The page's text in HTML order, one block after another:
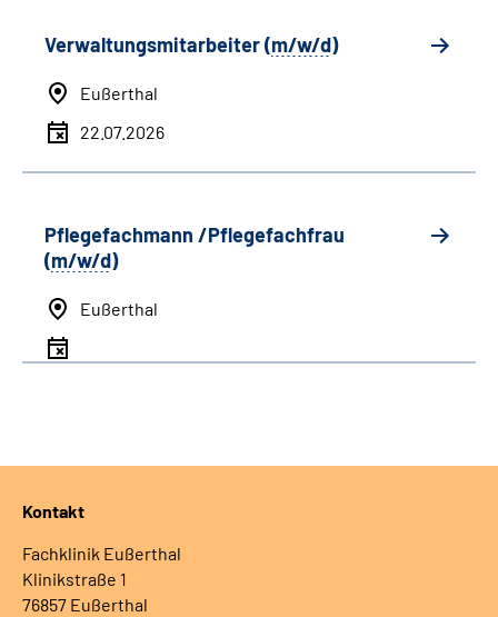
Verwaltungsmitarbeiter (m/w/d)
Eußerthal
22.07.2026
Pflegefachmann /Pflegefachfrau
(m/w/d)
Eußerthal
Kontakt
Fachklinik Eußerthal
Klinikstraße 1
76857 Eußerthal